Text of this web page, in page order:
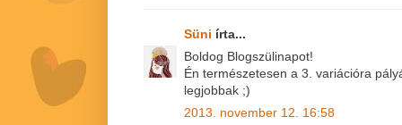
Süni írta...
Boldog Blogszülinapot!
Én természetesen a 3. variációra
legjobbak ;)
2013. november 12. 16:58